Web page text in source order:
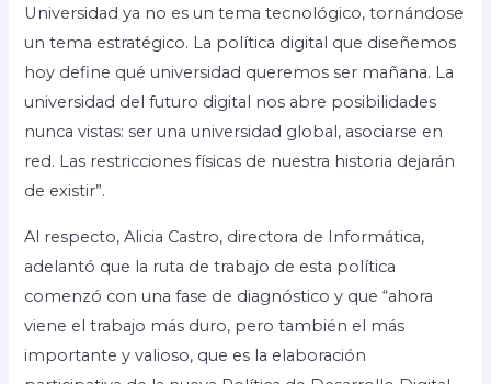
Universidad ya no es un tema tecnológico, tornándose
un tema estratégico. La política digital que diseñemos
hoy define qué universidad queremos ser mañana. La
universidad del futuro digital nos abre posibilidades
nunca vistas: ser una universidad global, asociarse en
red. Las restricciones físicas de nuestra historia dejarán
de existir”.
Al respecto, Alicia Castro, directora de Informática,
adelantó que la ruta de trabajo de esta política
comenzó con una fase de diagnóstico y que “ahora
viene el trabajo más duro, pero también el más
importante y valioso, que es la elaboración